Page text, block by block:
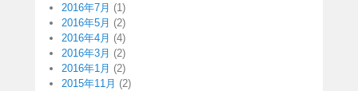
2016年7月 (1)
2016年5月 (2)
2016年4月 (4)
2016年3月 (2)
2016年1月 (2)
2015年11月 (2)